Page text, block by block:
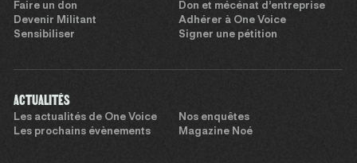
Faire un don
Don et mécénat d’entreprise
Devenir Militant
Adhérer à One Voice
Sensibiliser
Signer une pétition
ACTUALITÉS
Les actualités de One Voice
Nos enquêtes
Les prochains évènements
Magazine Noé